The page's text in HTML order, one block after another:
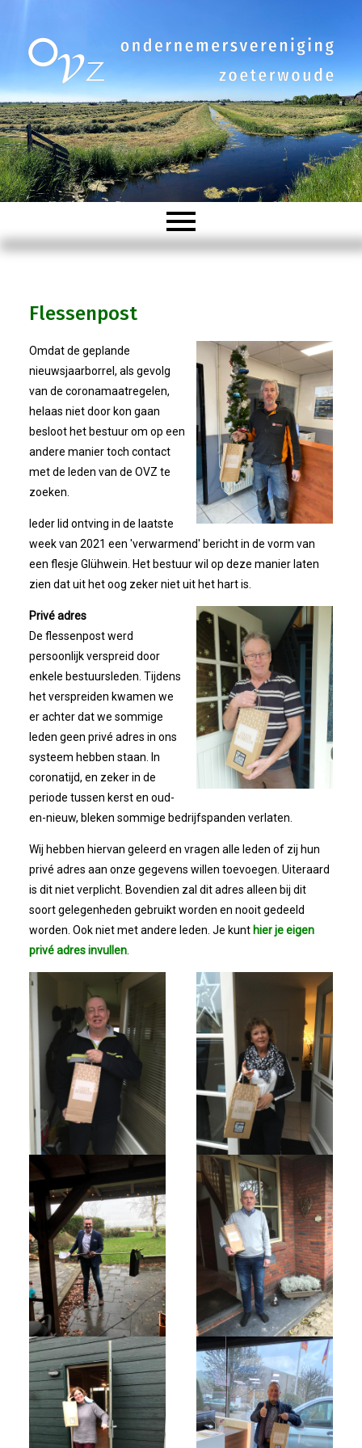
Organisatie
Bestuur
Statuten
Nieuws
IJshal De Vliet Nodigt Ons Uit!
Verkiezingsdebat!
Geslaagde Nieuwjaarsreceptie OVZ
Bezoek Aan Mike Van Bemmelen
2025-01-02 Van De Voorzitter
Bezoek Aan Swetterhage
Winkeltijden Verruimd
Ontbijt Bij De Buren In Leiderdorp!
Geslaagde Ledendag!
2024-05-15 Bestuursvergadering
Verslag Van ALV 2024
Nieuwjaarsreceptie In Sfeer
Prachtige (leden-)dag 2023
Mooi Bezoek Aan Mulder Shipyard
2023-05-31: Digitaliserings-Vouchers
Notulen ALV 2023
Na 13 Jaar: Hugo Choufour Stopt Als
Save The Date: 13 April 2023
Eerste Zoeterwoudse
Ledendag 2022: Nieuw Begin
ALV 2022 - Notulen
Oplichters Benaderen OVZ
Flessenpost
Omdat de geplande
nieuwsjaarborrel, als gevolg
van de coronamaatregelen,
helaas niet door kon gaan
besloot het bestuur om op een
andere manier toch contact
met de leden van de OVZ te
zoeken.
Ieder lid ontving in de laatste
week van 2021 een 'verwarmend' bericht in de vorm van
een flesje Glühwein. Het bestuur wil op deze manier laten
zien dat uit het oog zeker niet uit het hart is.
Privé adres
De flessenpost werd
persoonlijk verspreid door
enkele bestuursleden. Tijdens
het verspreiden kwamen we
er achter dat we sommige
leden geen privé adres in ons
systeem hebben staan. In
coronatijd, en zeker in de
periode tussen kerst en oud-
en-nieuw, bleken sommige bedrijfspanden verlaten.
Wij hebben hiervan geleerd en vragen alle leden of zij hun
privé adres aan onze gegevens willen toevoegen. Uiteraard
is dit niet verplicht. Bovendien zal dit adres alleen bij dit
soort gelegenheden gebruikt worden en nooit gedeeld
worden. Ook niet met andere leden. Je kunt hier je eigen
privé adres invullen.